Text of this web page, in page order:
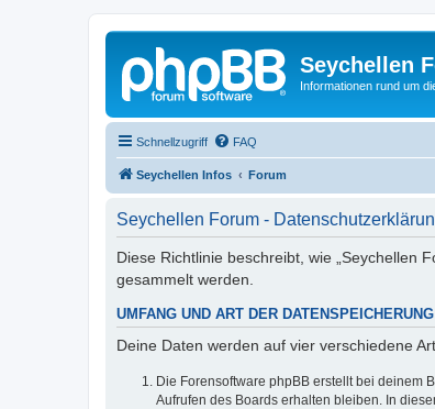
Seychellen
Informationen rund um
Schnellzugriff FAQ
Seychellen Infos Forum
Seychellen Forum -
Diese Richtlinie beschreibt, wie „Seychellen
gesammelt werden.
UMFANG UND ART DER DATENSPEICHERUNG
Deine Daten werden auf vier verschiedene
Die Forensoftware phpBB erstellt bei deinem
Aufrufen des Boards erhalten bleiben. In